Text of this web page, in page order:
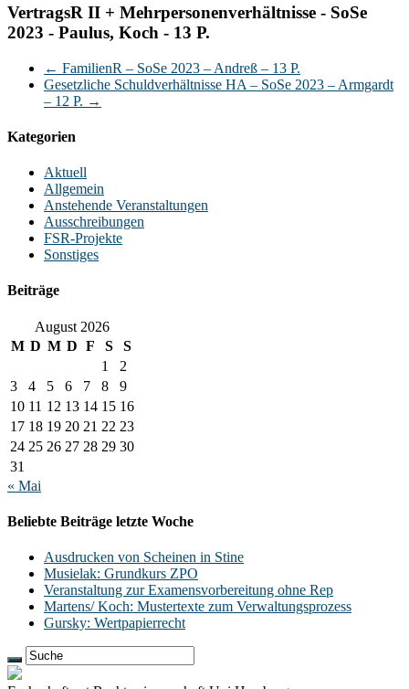
VertragsR II + Mehrpersonenverhältnisse - SoSe
2023 - Paulus, Koch - 13 P.
← FamilienR – SoSe 2023 – Andreß – 13 P.
Gesetzliche Schuldverhältnisse HA – SoSe 2023 – Armgardt
– 12 P. →
Kategorien
Aktuell
Allgemein
Anstehende Veranstaltungen
Ausschreibungen
FSR-Projekte
Sonstiges
Beiträge
August 2026
M D M D F S
S
1
2
3
4 5 6 7 8
9
10 11 12 13 14 15 16
17 18 19 20 21 22 23
24 25 26 27 28 29 30
31
« Mai
Beliebte Beiträge letzte Woche
Ausdrucken von Scheinen in Stine
Musielak: Grundkurs ZPO
Veranstaltung zur Examensvorbereitung ohne Rep
Martens/ Koch: Mustertexte zum Verwaltungsprozess
Gursky: Wertpapierrecht